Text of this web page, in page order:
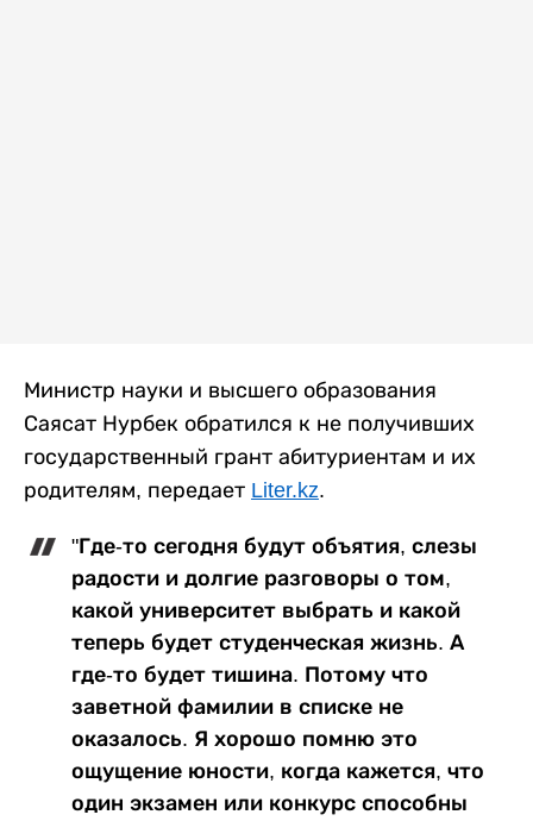
Министр науки и высшего образования
Саясат Нурбек обратился к не получивших
государственный грант абитуриентам и их
родителям, передает Liter.kz.
"Где-то сегодня будут объятия, слезы
радости и долгие разговоры о том,
какой университет выбрать и какой
теперь будет студенческая жизнь. А
где-то будет тишина. Потому что
заветной фамилии в списке не
оказалось. Я хорошо помню это
ощущение юности, когда кажется, что
один экзамен или конкурс способны